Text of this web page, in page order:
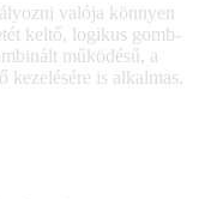
valója könnyen
keltő, logikus gomb-
működésű, a
kezelésére is alkalmas.